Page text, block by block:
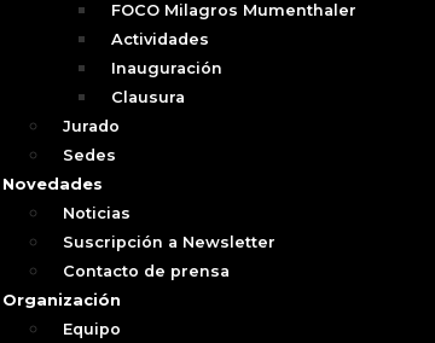
FOCO Milagros Mumenthaler
Actividades
Inauguración
Clausura
Jurado
Sedes
Novedades
Noticias
Suscripción a Newsletter
Contacto de prensa
Organización
Equipo